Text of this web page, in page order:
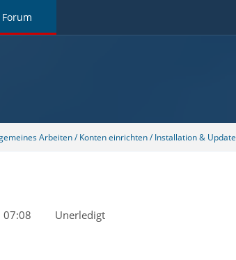
Forum
Arbeiten / Konten einrichten / Installation & Update
07:08 Unerledigt